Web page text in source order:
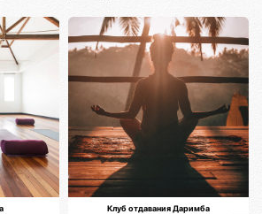
Клуб отдавания Даримба